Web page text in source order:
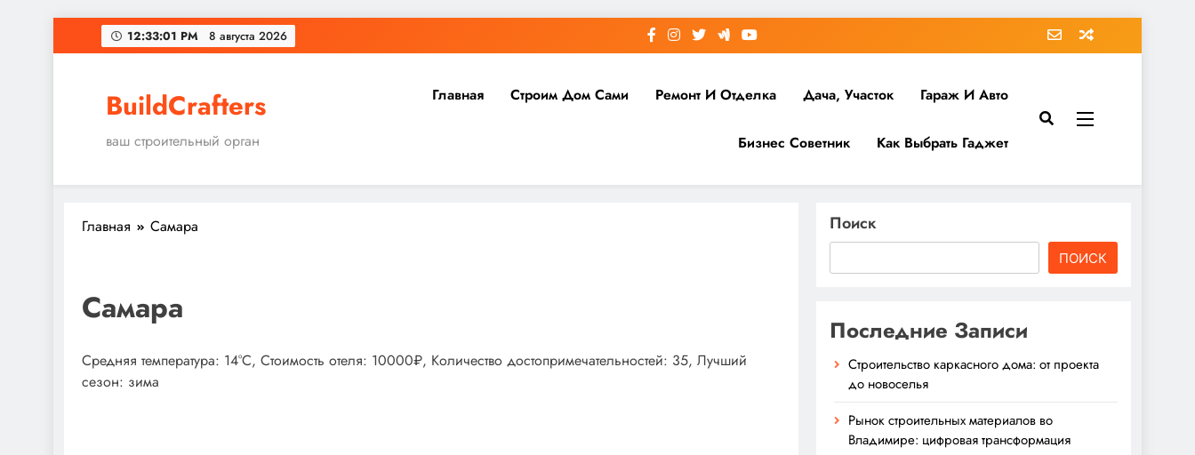
Перейти
к
12:33:01 PM 8 августа 2026
BuildCrafters
ваш строительный орган
Главная Строим Дом Сами Ремонт И Отделка Дача, Участок Гараж И Авто
Бизнес Советник Как Выбрать Гаджет
Главная Самара
Самара
Средняя температура: 14°C, Стоимость отеля: 10000₽, Количество достопримечательностей: 35, Лучший
сезон: зима
Поиск
ПОИСК
Последние Записи
Строительство каркасного дома: от проекта
до новоселья
Рынок строительных материалов во
Владимире: цифровая трансформация